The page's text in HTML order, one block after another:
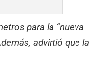
para la “nueva
advirtió que la